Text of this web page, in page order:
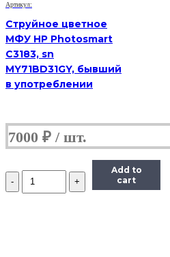
Артикул:
Струйное цветное
МФУ HP Photosmart
C3183, sn
MY71BD31GY, бывший
в употреблении
7000 ₽
Количество
лазерное
Add to
cart